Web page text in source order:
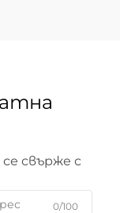
свърже с
0/100